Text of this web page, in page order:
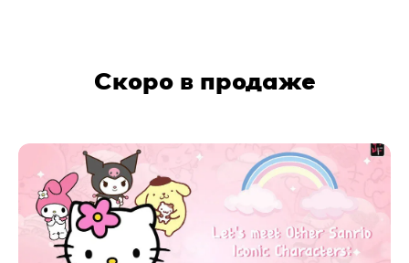
Скоро в продаже